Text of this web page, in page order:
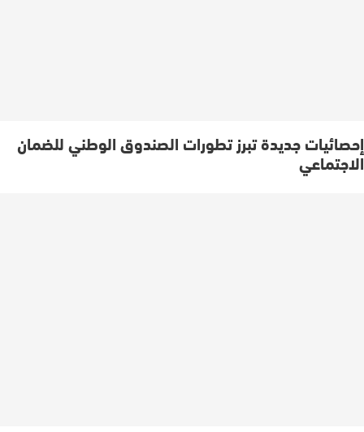
إحصائيات جديدة تبرز تطورات الصندوق الوطني للضمان
الاجتماعي